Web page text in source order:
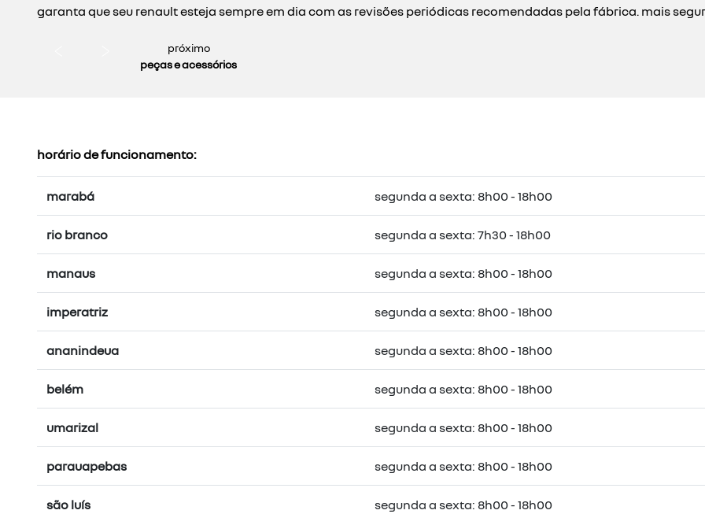
garanta que seu renault esteja sempre em dia com as revisões periódicas recomendadas pela fábrica. mais
próximo
peças e acessórios
horário de funcionamento:
marabá segunda a sexta: 8h00 - 18h00
rio branco segunda a sexta: 7h30 - 18h00
manaus segunda a sexta: 8h00 - 18h00
imperatriz segunda a sexta: 8h00 - 18h00
ananindeua segunda a sexta: 8h00 - 18h00
belém segunda a sexta: 8h00 - 18h00
umarizal segunda a sexta: 8h00 - 18h00
parauapebas segunda a sexta: 8h00 - 18h00
são luís segunda a sexta: 8h00 - 18h00